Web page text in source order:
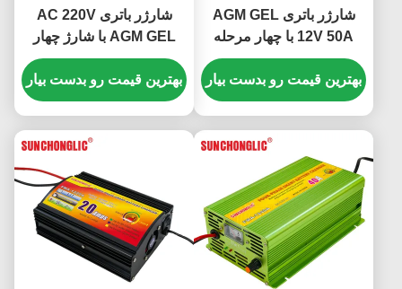
شارژر باتری AGM GEL
12V 50A با چهار مرحله
شارژ و جبران دما برای
باتری های اسید سرب
بهترین قیمت رو بدست بیار
شارژر باتری AC 220V
AGM GEL با شارژ چهار
مرحله ای و خروجی 12V
30A برای باتری های اسید
سرب
بهترین قیمت رو بدست بیار